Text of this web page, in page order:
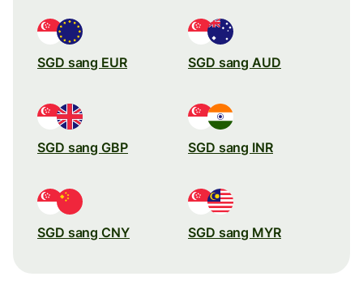
SGD sang EUR SGD sang AUD
SGD sang GBP SGD sang INR
SGD sang CNY SGD sang MYR